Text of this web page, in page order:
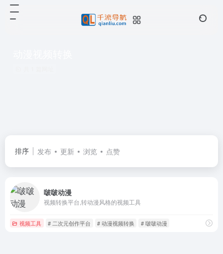
排序 发布 更新 浏览 点赞
啵啵动漫
视频转换平台,转动漫风格的视频工具
视频工具 # 二次元创作平台 # 动漫视频转换 # 啵啵动漫